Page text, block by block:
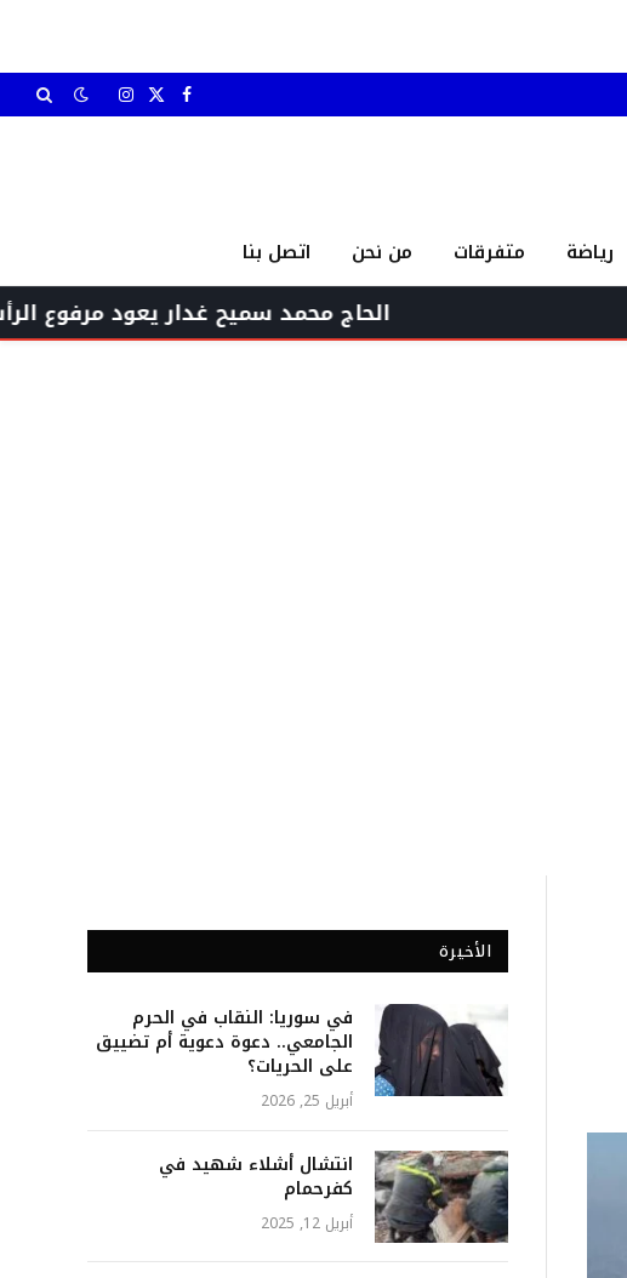
فيسبوك
X الانستغرام
رياضة متفرقات من نحن اتصل بنا
الحاج محمد سميح غدار يعود مرفوع الرأس بين
الأخيرة
في سوريا: النقاب في الحرم
الجامعي.. دعوة دعوية أم تضييق
على الحريات؟
أبريل 25, 2026
انتشال أشلاء شهيد في
كفرحمام
أبريل 12, 2025